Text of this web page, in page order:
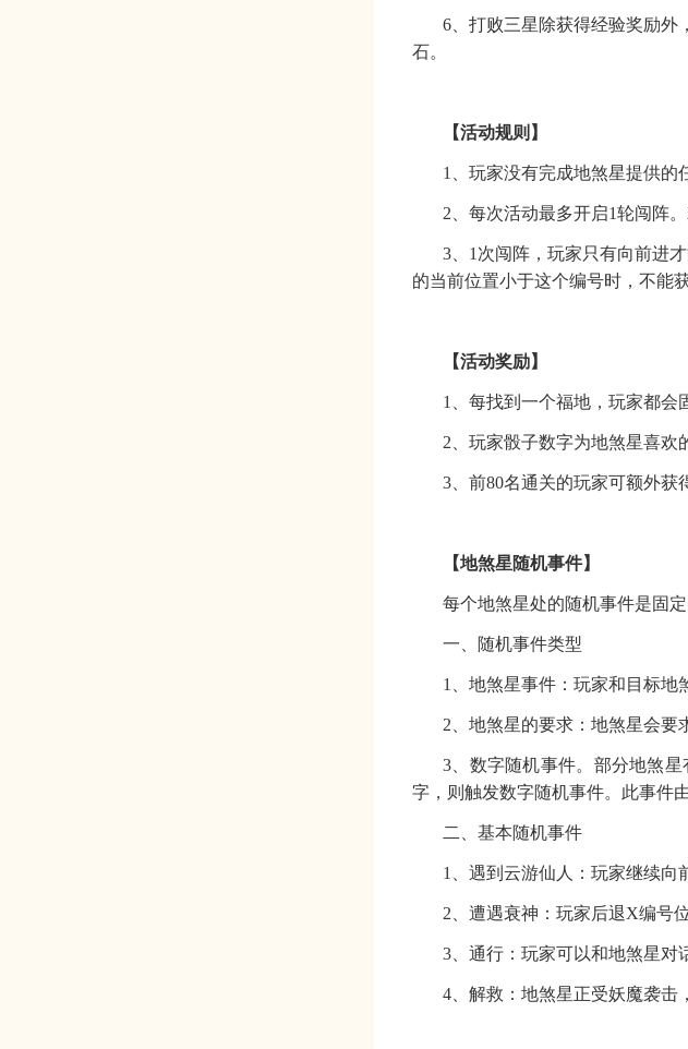
6、打败三星除获得经验奖励外
石。
【活动规则】
1、玩家没有完成地煞星提供的
2、每次活动最多开启1轮闯阵
3、1次闯阵，玩家只有向前进
的当前位置小于这个编号时，不能
【活动奖励】
1、每找到一个福地，玩家都会
2、玩家骰子数字为地煞星喜
3、前80名通关的玩家可额外获
【地煞星随机事件】
每个地煞星处的随机事件是固定
一、 随机事件类型
1、 地煞星事件：玩家和目标地
2、 地煞星的要求：地煞星会要
3、 数字随机事件。部分地煞
字，则触发数字随机事件。此事件
二、 基本随机事件
1、遇到云游仙人：玩家继续
2、遭遇衰神：玩家后退X编号
3、通行：玩家可以和地煞星对
4、解救：地煞星正受妖魔袭击